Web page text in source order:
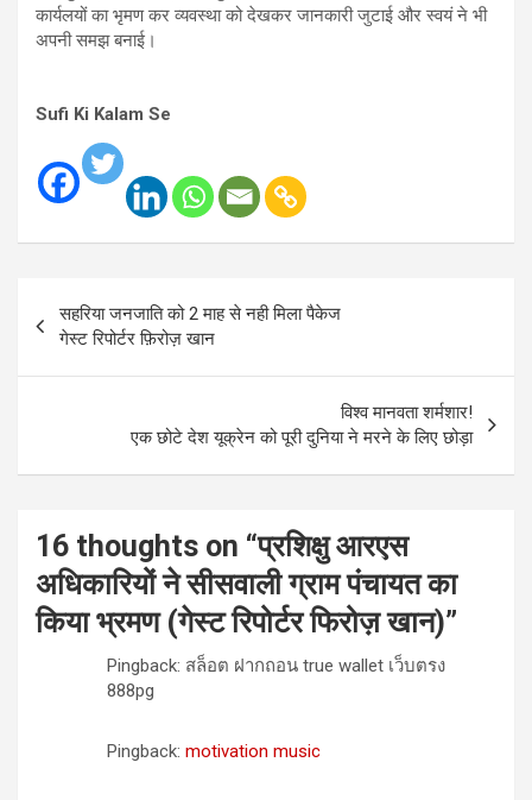
कार्यलयों का भृमण कर व्यवस्था को देखकर जानकारी जुटाई और स्वयं ने भी
अपनी समझ बनाई।
Sufi Ki Kalam Se
navigation
सहरिया जनजाति को 2 माह से नही मिला पैकेज
गेस्ट रिपोर्टर फ़िरोज़ खान
विश्व मानवता शर्मशार!
एक छोटे देश यूक्रेन को पूरी दुनिया ने मरने के लिए छोड़ा
16 thoughts on “प्रशिक्षु आरएस
अधिकारियों ने सीसवाली ग्राम पंचायत का
किया भ्रमण (गेस्ट रिपोर्टर फिरोज़ खान)”
Pingback: สล็อต ฝากถอน true wallet เว็บตรง
888pg
Pingback: motivation music